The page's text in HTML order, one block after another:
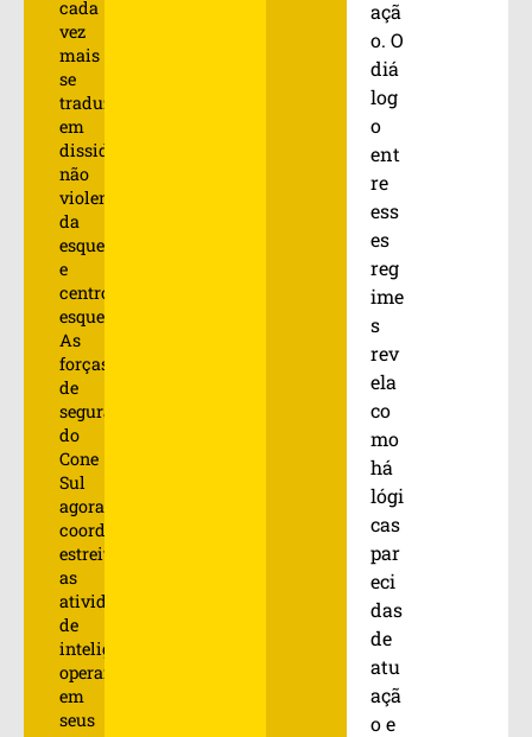
cada
vez
mais
se
traduz
em
dissidência
não
violenta
da
esquerda
e
centro-
esquerda.
As
forças
de
segurança
do
Cone
Sul
agora
coordenam
estreitamente
as
atividades
de
inteligência;
operam
em
seus
açã
o. O
diá
log
o
ent
re
ess
es
reg
ime
s
rev
ela
co
mo
há
lógi
cas
par
eci
das
de
atu
açã
o e